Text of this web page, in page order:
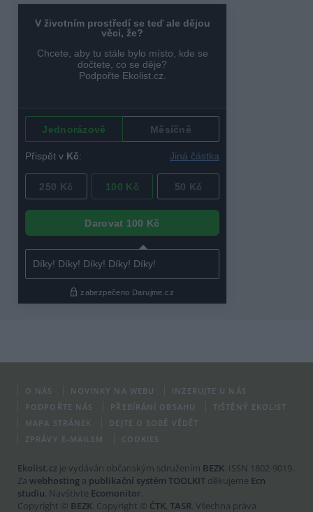
O NÁS NOVINKY NA WEBU
INZERUJTE U NÁS
PODPOŘTE NÁS
PŘEBÍRÁNÍ OBSAHU
TIŠTĚNÝ EKOLIST
MAPA STRÁNEK
DEJTE O SOBĚ VĚDĚT
ZPRÁVY E-MAILEM
COOKIES
Ekolist.cz je vydáván občanským sdružením BEZK. ISSN 1802-9019.
Za webhosting a publikační systém TOOLKIT děkujeme Ecn
studiu. Navštivte Ecomonitor.
Copyright © BEZK. Copyright © ČTK, TASR. Všechna práva